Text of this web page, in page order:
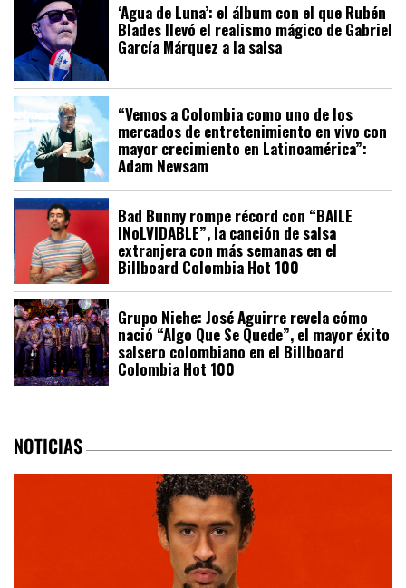
‘Agua de Luna’: el álbum con el que Rubén
Blades llevó el realismo mágico de Gabriel
García Márquez a la salsa
“Vemos a Colombia como uno de los
mercados de entretenimiento en vivo con
mayor crecimiento en Latinoamérica”:
Adam Newsam
Bad Bunny rompe récord con “BAILE
INoLVIDABLE”, la canción de salsa
extranjera con más semanas en el
Billboard Colombia Hot 100
Grupo Niche: José Aguirre revela cómo
nació “Algo Que Se Quede”, el mayor éxito
salsero colombiano en el Billboard
Colombia Hot 100
NOTICIAS